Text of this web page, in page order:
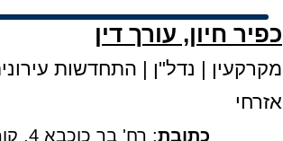
כפיר חיון, עורך דין
מקרקעין | נדל"ן | התחדשות
אזרחי
כתובת: רח' בר כוכבא 4, קומה 3, בני ברק |